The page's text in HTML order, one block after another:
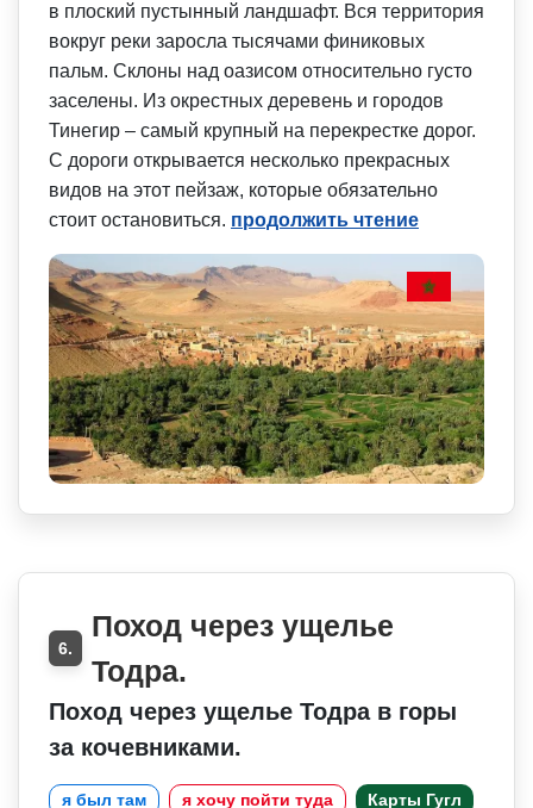
в плоский пустынный ландшафт. Вся территория
вокруг реки заросла тысячами финиковых
пальм. Склоны над оазисом относительно густо
заселены. Из окрестных деревень и городов
Тинегир – самый крупный на перекрестке дорог.
С дороги открывается несколько прекрасных
видов на этот пейзаж, которые обязательно
стоит остановиться. продолжить чтение
6.
Поход через ущелье
Тодра.
Поход через ущелье Тодра в горы
за кочевниками.
я был там я хочу пойти туда Карты Гугл